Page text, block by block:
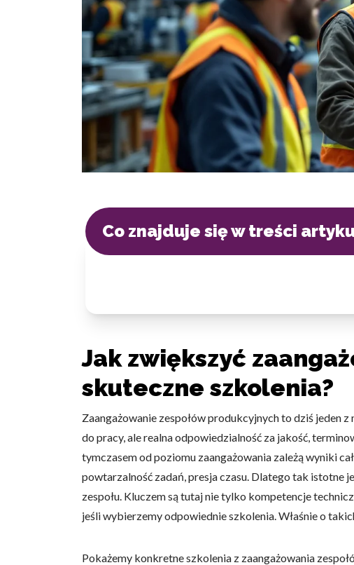
Co znajduje się w treści
Jak zwiększyć
skuteczne szkolenia?
Zaangażowanie zespołów produkcyjnych to dziś jeden
do pracy, ale realna odpowiedzialność za jakość,
tymczasem od poziomu zaangażowania zależą wyniki
powtarzalność zadań, presja czasu. Dlatego tak
zespołu. Kluczem są tutaj nie tylko kompetencje
jeśli wybierzemy odpowiednie szkolenia. Właśnie o
Pokażemy konkretne szkolenia z zaangażowania